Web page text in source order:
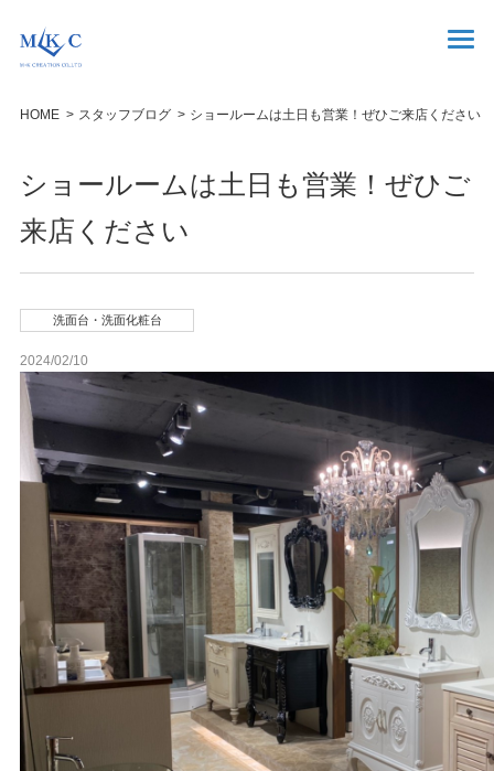
HOME スタッフブログ ショールームは土日も営業！ぜひご来店ください
ショールームは土日も営業！ぜひご
来店ください
洗面台・洗面化粧台
2024/02/10